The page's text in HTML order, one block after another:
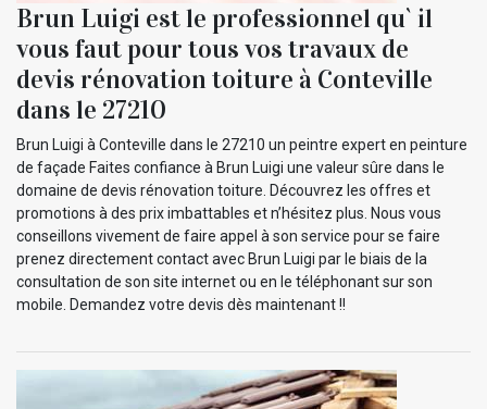
Brun Luigi est le professionnel qu` il
vous faut pour tous vos travaux de
devis rénovation toiture à Conteville
dans le 27210
Brun Luigi à Conteville dans le 27210 un peintre expert en peinture
de façade Faites confiance à Brun Luigi une valeur sûre dans le
domaine de devis rénovation toiture. Découvrez les offres et
promotions à des prix imbattables et n’hésitez plus. Nous vous
conseillons vivement de faire appel à son service pour se faire
prenez directement contact avec Brun Luigi par le biais de la
consultation de son site internet ou en le téléphonant sur son
mobile. Demandez votre devis dès maintenant !!